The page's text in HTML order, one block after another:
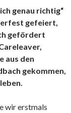
genau richtig“
gefeiert,
gefördert
aus den
gekommen,
wir erstmals